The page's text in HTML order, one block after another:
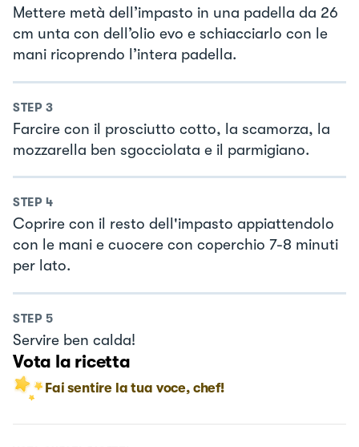
Mettere metà dell’impasto in una padella da 26
cm unta con dell’olio evo e schiacciarlo con le
mani ricoprendo l’intera padella.
STEP 3
Farcire con il prosciutto cotto, la scamorza, la
mozzarella ben sgocciolata e il parmigiano.
STEP 4
Coprire con il resto dell'impasto appiattendolo
con le mani e cuocere con coperchio 7-8 minuti
per lato.
STEP 5
Servire ben calda!
Vota la ricetta
Fai sentire la tua voce, chef!